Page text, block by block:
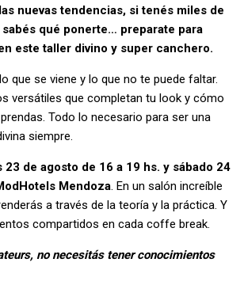
nuevas tendencias, si tenés miles de
qué ponerte… preparate para
este taller divino y super canchero.
que se viene y lo que no te puede faltar.
versátiles que completan tu look y cómo
Todo lo necesario para ser una
siempre.
23 de agosto de 16 a 19 hs. y sábado 24
Mendoza. En un salón increíble
a través de la teoría y la práctica. Y
compartidos en cada coffe break.
no necesitás tener conocimientos